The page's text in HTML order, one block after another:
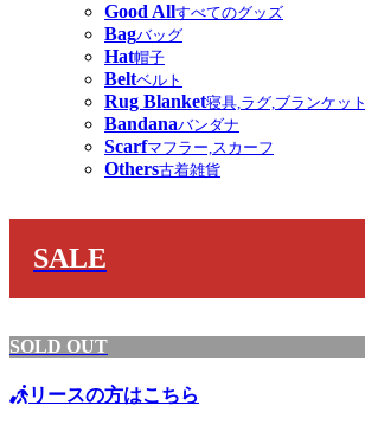
Good Allすべてのグッズ
Bagバッグ
Hat帽子
Beltベルト
Rug Blanket寝具,ラグ,ブランケット
Bandanaバンダナ
Scarfマフラー,スカーフ
Others古着雑貨
SALE
SOLD OUT
リースの方はこちら